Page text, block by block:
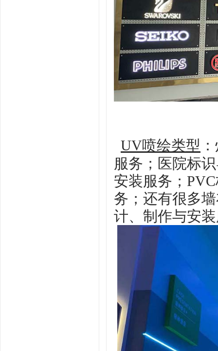
UV喷绘类型
服务；医院标
安装服务；
务；还有很多
计、制作与安